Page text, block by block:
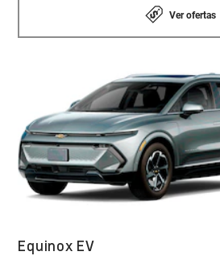
Ver ofertas
Equinox EV